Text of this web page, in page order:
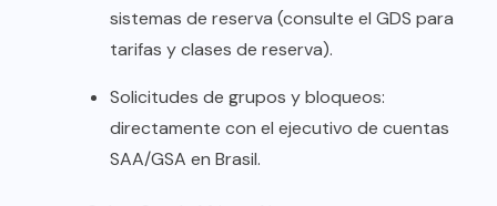
sistemas de reserva (consulte el GDS para
tarifas y clases de reserva).
Solicitudes de grupos y bloqueos:
directamente con el ejecutivo de cuentas
SAA/GSA en Brasil.